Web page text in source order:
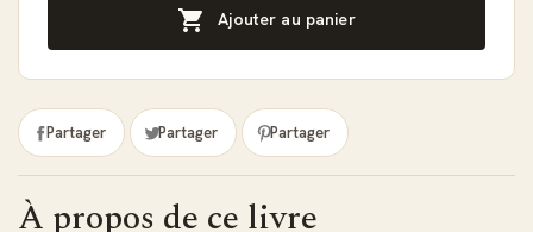
 Ajouter au panier
Partager Partager Partager
À propos de ce livre